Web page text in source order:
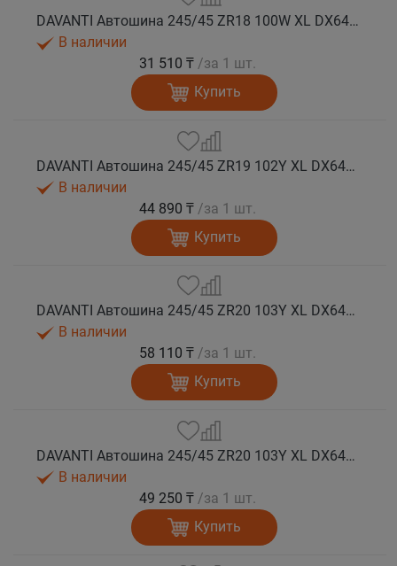
DAVANTI Автошина 245/45 ZR18 100W XL DX640 RPR лето (Таиланд)
В наличии
31 510 ₸ /за 1 шт.
Купить
DAVANTI Автошина 245/45 ZR19 102Y XL DX640 RPR лето (Таиланд)
В наличии
44 890 ₸ /за 1 шт.
Купить
DAVANTI Автошина 245/45 ZR20 103Y XL DX640 RPR лето (Таиланд)
В наличии
58 110 ₸ /за 1 шт.
Купить
DAVANTI Автошина 245/45 ZR20 103Y XL DX640 RPR лето
В наличии
49 250 ₸ /за 1 шт.
Купить